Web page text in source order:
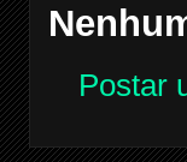
Postar